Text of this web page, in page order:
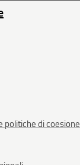
politiche di coesione